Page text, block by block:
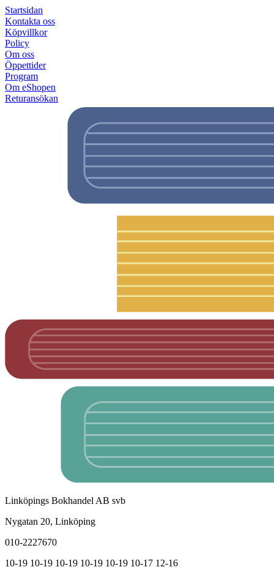
Startsidan
Kontakta oss
Köpvillkor
Policy
Om oss
Öppettider
Program
Om eShopen
Returansökan
Linköpings Bokhandel AB svb
Nygatan 20, Linköping
010-2227670
10-19 10-19 10-19 10-19 10-19 10-17 12-16